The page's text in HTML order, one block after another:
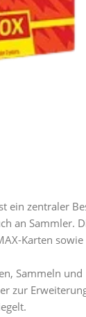
ein zentraler
an Sammler.
Karten sowie
Sammeln und
zur